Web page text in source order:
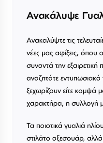
Ανακάλυψε
Ανακαλύψτε τις
νέες μας αφίξεις, όπου
συναντά την εξαιρετική
αναζητάτε
ξεχωρίζουν είτε κομψά
χαρακτήρα, η συλλογή
Τα ποιοτικά γυαλιά
στιλάτο αξεσουάρ,